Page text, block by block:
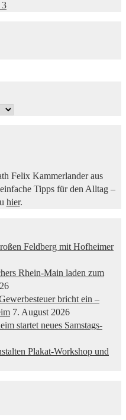
3
Felix Kammerlander aus
Tipps für den Alltag –
hier.
Feldberg mit Hofheimer
Rhein-Main laden zum
bricht ein –
7. August 2026
startet neues Samstags-
Plakat-Workshop und